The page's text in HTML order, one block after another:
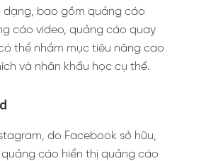
bao gồm quảng cáo
cáo video, quảng cáo quay
thể nhắm mục tiêu nâng cao
và nhân khẩu học cụ thể.
do Facebook sở hữu,
cáo hiển thị quảng cáo